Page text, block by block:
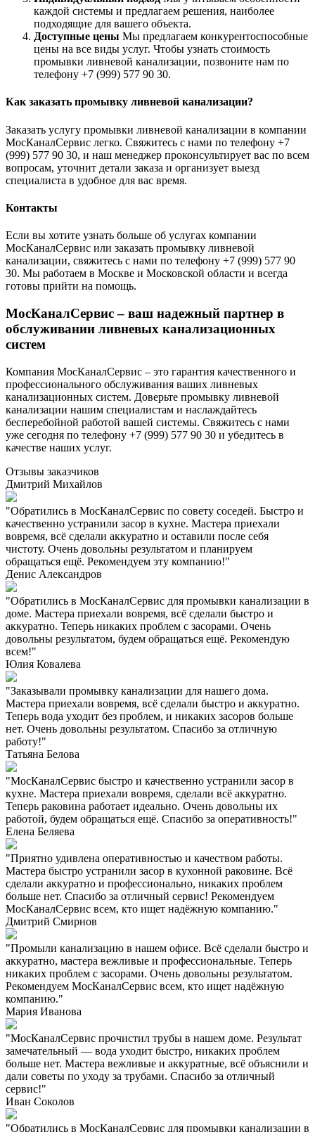
каждой системы и предлагаем решения, наиболее
подходящие для вашего объекта.
Доступные цены Мы предлагаем конкурентоспособные
цены на все виды услуг. Чтобы узнать стоимость
промывки ливневой канализации, позвоните нам по
телефону +7 (999) 577 90 30.
Как заказать промывку ливневой канализации?
Заказать услугу промывки ливневой канализации в компании
МосКаналСервис легко. Свяжитесь с нами по телефону +7
(999) 577 90 30, и наш менеджер проконсультирует вас по всем
вопросам, уточнит детали заказа и организует выезд
специалиста в удобное для вас время.
Контакты
Если вы хотите узнать больше об услугах компании
МосКаналСервис или заказать промывку ливневой
канализации, свяжитесь с нами по телефону +7 (999) 577 90
30. Мы работаем в Москве и Московской области и всегда
готовы прийти на помощь.
МосКаналСервис – ваш надежный партнер в
обслуживании ливневых канализационных
систем
Компания МосКаналСервис – это гарантия качественного и
профессионального обслуживания ваших ливневых
канализационных систем. Доверьте промывку ливневой
канализации нашим специалистам и наслаждайтесь
бесперебойной работой вашей системы. Свяжитесь с нами
уже сегодня по телефону +7 (999) 577 90 30 и убедитесь в
качестве наших услуг.
Отзывы заказчиков
Дмитрий Михайлов
"Обратились в МосКаналСервис по совету соседей. Быстро и
качественно устранили засор в кухне. Мастера приехали
вовремя, всё сделали аккуратно и оставили после себя
чистоту. Очень довольны результатом и планируем
обращаться ещё. Рекомендуем эту компанию!"
Денис Александров
"Обратились в МосКаналСервис для промывки канализации в
доме. Мастера приехали вовремя, всё сделали быстро и
аккуратно. Теперь никаких проблем с засорами. Очень
довольны результатом, будем обращаться ещё. Рекомендую
всем!"
Юлия Ковалева
"Заказывали промывку канализации для нашего дома.
Мастера приехали вовремя, всё сделали быстро и аккуратно.
Теперь вода уходит без проблем, и никаких засоров больше
нет. Очень довольны результатом. Спасибо за отличную
работу!"
Татьяна Белова
"МосКаналСервис быстро и качественно устранили засор в
кухне. Мастера приехали вовремя, сделали всё аккуратно.
Теперь раковина работает идеально. Очень довольны их
работой, будем обращаться ещё. Спасибо за оперативность!"
Елена Беляева
"Приятно удивлена оперативностью и качеством работы.
Мастера быстро устранили засор в кухонной раковине. Всё
сделали аккуратно и профессионально, никаких проблем
больше нет. Спасибо за отличный сервис! Рекомендуем
МосКаналСервис всем, кто ищет надёжную компанию."
Дмитрий Смирнов
"Промыли канализацию в нашем офисе. Всё сделали быстро и
аккуратно, мастера вежливые и профессиональные. Теперь
никаких проблем с засорами. Очень довольны результатом.
Рекомендуем МосКаналСервис всем, кто ищет надёжную
компанию."
Мария Иванова
"МосКаналСервис прочистил трубы в нашем доме. Результат
замечательный — вода уходит быстро, никаких проблем
больше нет. Мастера вежливые и аккуратные, всё объяснили и
дали советы по уходу за трубами. Спасибо за отличный
сервис!"
Иван Соколов
"Обратились в МосКаналСервис для промывки канализации в